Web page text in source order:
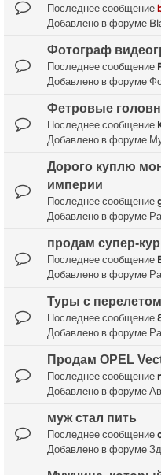
Последнее сообщение
Добавлено в форуме
Фотограф
Последнее сообщение
Добавлено в форуме
Фетровые
Последнее сообщение
Добавлено в форуме
Дорого куплю
империи
Последнее сообщение
Добавлено в форуме
продам супер-
Последнее сообщение
Добавлено в форуме
Туры с
Последнее сообщение
Добавлено в форуме
Продам OPEL
Последнее сообщение
Добавлено в форуме
муж стал пить
Последнее сообщение
Добавлено в форуме